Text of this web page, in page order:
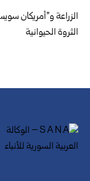
الزراعة و”أمريكان
الثروة الحيوانية